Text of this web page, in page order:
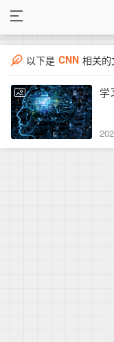
以下是 CNN 相关的
学